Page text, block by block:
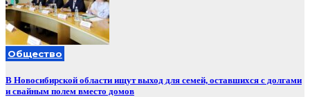
Общество
В Новосибирской области ищут выход для семей, оставшихся с долгами
и свайным полем вместо домов